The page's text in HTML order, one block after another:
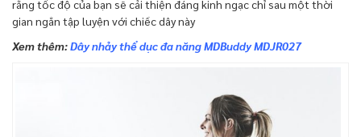
rằng tốc độ của bạn sẽ cải thiện đáng kinh ngạc chỉ sau một thời
gian ngắn tập luyện với chiếc dây này
Xem thêm:Dây nhảy thể dục đa năng MDBuddy MDJR027